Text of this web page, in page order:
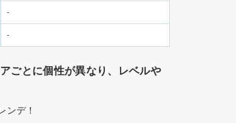
-
-
ごとに個性が異なり、レベルや
ンデ！